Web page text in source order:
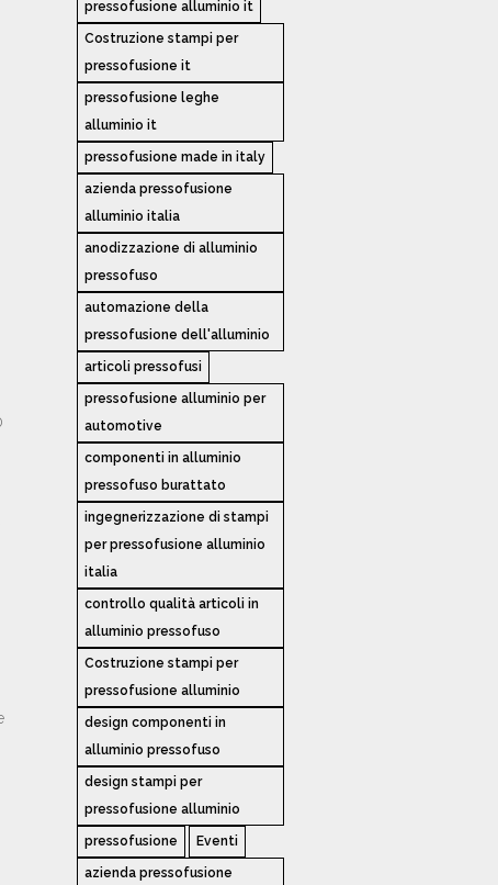
pressofusione alluminio it
Costruzione stampi per
pressofusione it
pressofusione leghe
alluminio it
pressofusione made in italy
azienda pressofusione
alluminio italia
anodizzazione di alluminio
pressofuso
automazione della
pressofusione dell'alluminio
articoli pressofusi
pressofusione alluminio per
automotive
componenti in alluminio
pressofuso burattato
ingegnerizzazione di stampi
per pressofusione alluminio
italia
controllo qualità articoli in
alluminio pressofuso
Costruzione stampi per
pressofusione alluminio
design componenti in
alluminio pressofuso
design stampi per
pressofusione alluminio
pressofusione Eventi
azienda pressofusione